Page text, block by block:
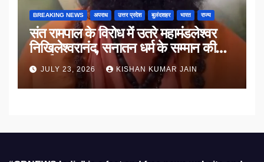
BREAKING NEWS अपराध उत्तर प्रदेश बुलंदशहर भारत राज्य
संत रामपाल के विरोध में उतरे महामंडलेश्वर
निखिलेश्वरानंद, सनातन धर्म के सम्मान की
उठाई मांग
JULY 23, 2026 KISHAN KUMAR JAIN